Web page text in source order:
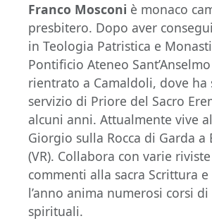
Franco Mosconi è monaco
presbitero. Dopo aver
in Teologia Patristica e
Pontificio Ateneo
rientrato a Camaldoli, dove ha
servizio di Priore del Sacro
alcuni anni. Attualmente vive
Giorgio sulla Rocca di Garda a
(VR). Collabora con varie
commenti alla sacra Scrittura
l’anno anima numerosi corsi di
spirituali.